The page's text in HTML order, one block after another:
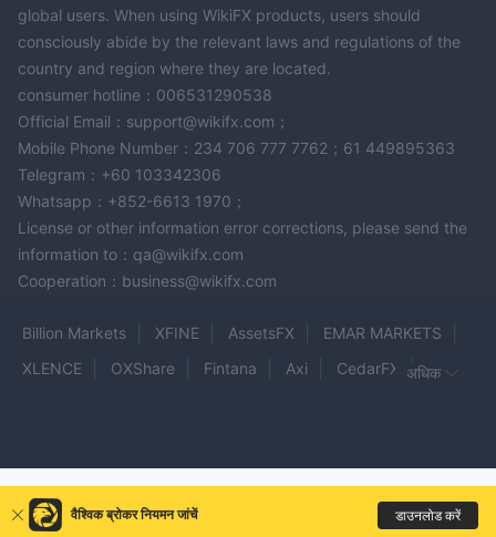
global users. When using WikiFX products, users should
consciously abide by the relevant laws and regulations of the
country and region where they are located.
consumer hotline：006531290538
Official Email：support@wikifx.com；
Mobile Phone Number：234 706 777 7762；61 449895363
Telegram：+60 103342306
Whatsapp：+852-6613 1970；
License or other information error corrections, please send the
information to：qa@wikifx.com
Cooperation：business@wikifx.com
Billion Markets XFINE AssetsFX
EMAR MARKETS
XLENCE
OXShare Fintana Axi
CedarFX
FXPRIMUS
Lumine Tradeline
BCS Forex
NYXTRADE
अधिक
वैश्विक ब्रोकर नियमन जांचें डाउनलोड करें